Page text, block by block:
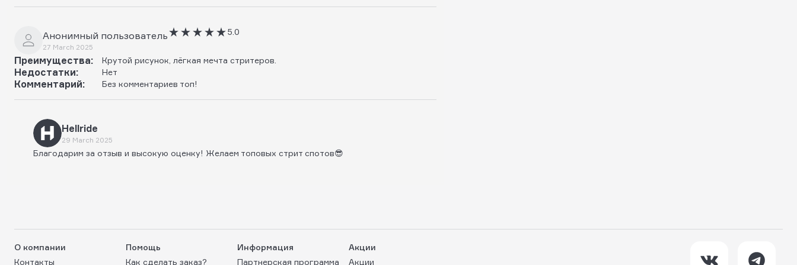
Анонимный пользователь
27 March 2025
5.0
Преимущества: Крутой рисунок, лёгкая мечта стритеров.
Недостатки: Нет
Комментарий: Без комментариев топ!
Hellride
29 March 2025
Благодарим за отзыв и высокую оценку! Желаем топовых стрит спотов😎
О компании
Контакты
Помощь
Как сделать заказ?
Информация
Партнерская программа
Акции
Акции